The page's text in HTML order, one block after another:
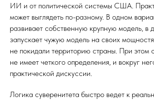
ИИ и от политической системы США.
может выглядеть по-разному. В одном
развивает собственную крупную модель, в
запускает чужую модель на своих
не покидали территорию страны. При этом
не имеет четкого определения, и вокруг
практической дискуссии.
Логика суверенитета быстро ведет к